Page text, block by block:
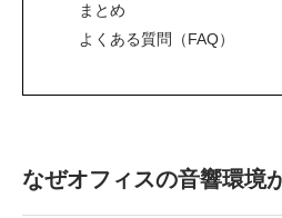
まとめ
よくある質問（FAQ）
なぜオフィスの音響環境